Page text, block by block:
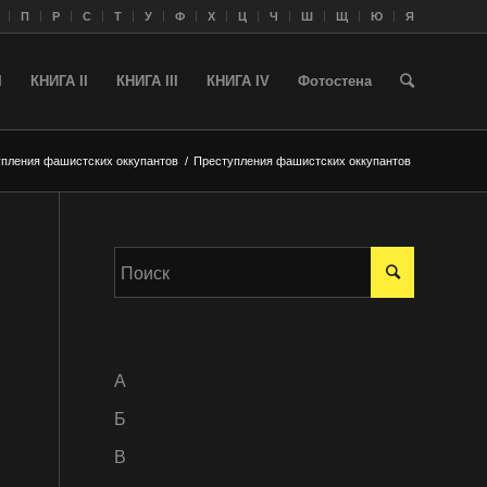
П Р С Т У Ф Х Ц Ч Ш Щ Ю Я
КНИГА II КНИГА III КНИГА IV Фотостена
фашистских оккупантов / Преступления фашистских оккупантов
A
Б
В